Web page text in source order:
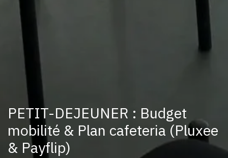
PETIT-DEJEUNER : Budget
mobilité & Plan cafeteria (Pluxee
& Payflip)